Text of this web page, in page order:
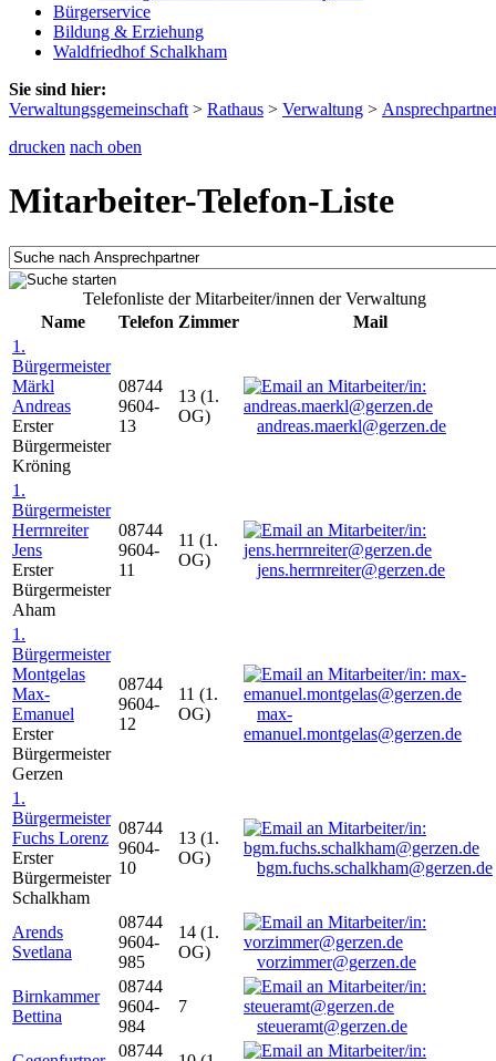
Bürgerservice
Bildung & Erziehung
Waldfriedhof Schalkham
Sie sind hier:
Verwaltungsgemeinschaft > Rathaus > Verwaltung >
drucken nach oben
Mitarbeiter-Telefon-Liste
Telefonliste der Mitarbeiter/innen der Verwaltung
Name
Telefon Zimmer
Mail
1.
Bürgermeister
Märkl
Andreas
Erster
Bürgermeister
Kröning
08744
9604-
13
13 (1.
OG)
andreas.maerkl@gerzen.de
1.
Bürgermeister
Herrnreiter
Jens
Erster
Bürgermeister
Aham
08744
9604-
11
11 (1.
OG)
jens.herrnreiter@gerzen.de
1.
Bürgermeister
Montgelas
Max-
Emanuel
Erster
Bürgermeister
Gerzen
08744
9604-
12
11 (1.
OG)
max-
emanuel.montgelas@gerzen.de
1.
Bürgermeister
Fuchs Lorenz
Erster
Bürgermeister
Schalkham
08744
9604-
10
13 (1.
OG)
bgm.fuchs.schalkham@gerzen.de
Arends
Svetlana
08744
9604-
985
14 (1.
OG)
vorzimmer@gerzen.de
Birnkammer
Bettina
08744
9604-
984
7
steueramt@gerzen.de
08744